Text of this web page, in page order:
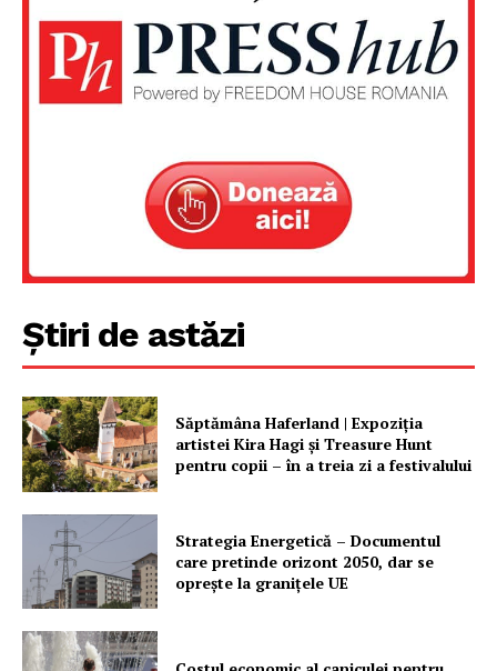
Știri de astăzi
Săptămâna Haferland | Expoziţia
artistei Kira Hagi şi Treasure Hunt
pentru copii – în a treia zi a festivalului
Strategia Energetică – Documentul
care pretinde orizont 2050, dar se
oprește la granițele UE